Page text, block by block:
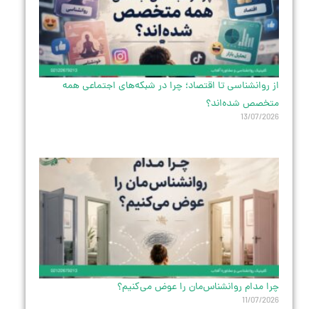
از روانشناسی تا اقتصاد؛ چرا در شبکه‌های اجتماعی همه
متخصص شده‌اند؟
13/07/2026
چرا مدام روانشناس‌مان را عوض می‌کنیم؟
11/07/2026